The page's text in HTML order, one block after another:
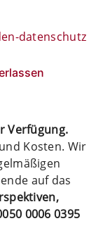
datenschutz
Verfügung.
Kosten. Wir
auf das
0006 0395